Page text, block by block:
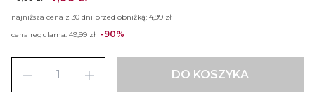
najniższa cena z 30 dni przed obniżką: 4,99 zł
cena regularna: 49,99 zł -90%
remove add DO KOSZYKA